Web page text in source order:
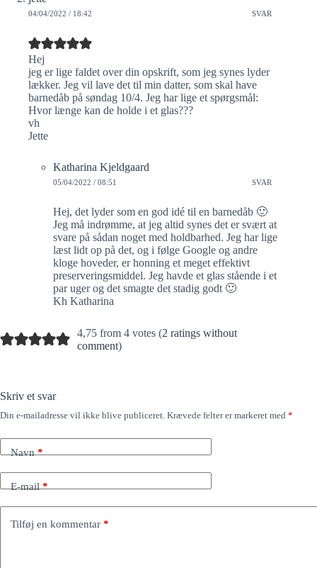
04/04/2022 / 18:42 SVAR
Hej
jeg er lige faldet over din opskrift, som jeg synes lyder
lækker. Jeg vil lave det til min datter, som skal have
barnedåb på søndag 10/4. Jeg har lige et spørgsmål:
Hvor længe kan de holde i et glas???
vh
Jette
Katharina Kjeldgaard
05/04/2022 / 08:51 SVAR
Hej, det lyder som en god idé til en barnedåb 🙂
Jeg må indrømme, at jeg altid synes det er svært at
svare på sådan noget med holdbarhed. Jeg har lige
læst lidt op på det, og i følge Google og andre
kloge hoveder, er honning et meget effektivt
preserveringsmiddel. Jeg havde et glas stående i et
par uger og det smagte det stadig godt 🙂
Kh Katharina
4,75 from 4 votes (2 ratings without
comment)
Skriv et svar
Din e-mailadresse vil ikke blive publiceret. Krævede felter er markeret med *
Navn*
E-mail*
Tilføj en kommentar *